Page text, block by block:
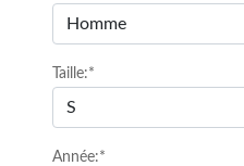
Taille:*
Année:*